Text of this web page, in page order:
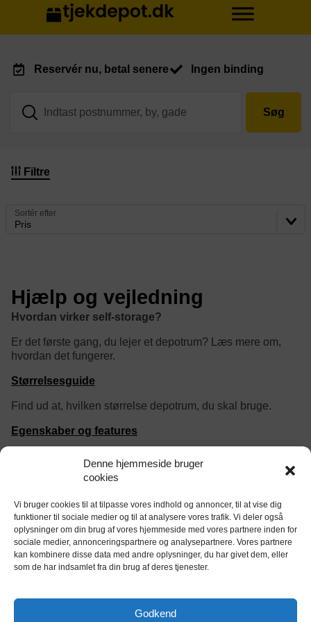
Denne hjemmeside bruger
cookies
Vi bruger cookies til at tilpasse vores indhold og annoncer, til at vise dig
funktioner til sociale medier og til at analysere vores trafik. Vi deler også
oplysninger om din brug af vores hjemmeside med vores partnere inden for
sociale medier, annonceringspartnere og analysepartnere. Vores partnere
kan kombinere disse data med andre oplysninger, du har givet dem, eller
som de har indsamlet fra din brug af deres tjenester.
Godkend
Reservér nu, betal senere Ingen binding
Søg
Filtre
Pris
Sortér efter
Hjælp og vejledning
Hvordan virker self-storage?
Er det første gang, du lejer et depotrum? Læs mere om,
hvordan det fungerer.
Størrelsesguide
Find ud at, hvilken størrelse depotrum, du skal bruge.
Egenskaber og features
vigtigt at det er opvarmet og klimakontrolleret?
sammenligning og booking af opbevaring og